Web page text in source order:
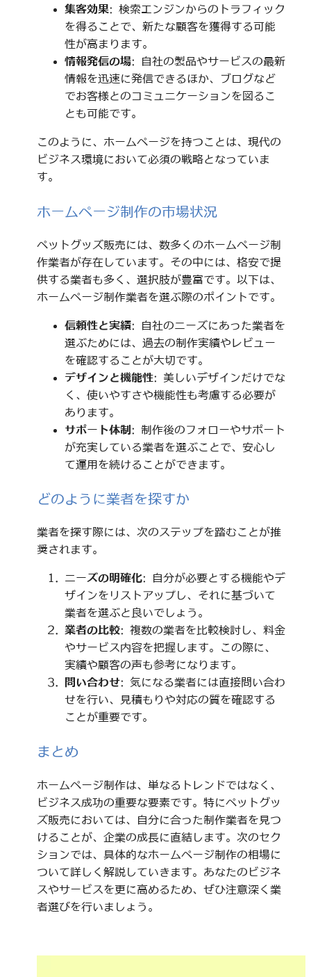
集客効果: 検索エンジンからのトラフィック
を得ることで、新たな顧客を獲得する可能
性が高まります。
情報発信の場: 自社の製品やサービスの最新
情報を迅速に発信できるほか、ブログなど
でお客様とのコミュニケーションを図るこ
とも可能です。
このように、ホームページを持つことは、現代の
ビジネス環境において必須の戦略となっていま
す。
ホームページ制作の市場状況
ペットグッズ販売には、数多くのホームページ制
作業者が存在しています。その中には、格安で提
供する業者も多く、選択肢が豊富です。以下は、
ホームページ制作業者を選ぶ際のポイントです。
信頼性と実績: 自社のニーズにあった業者を
選ぶためには、過去の制作実績やレビュー
を確認することが大切です。
デザインと機能性: 美しいデザインだけでな
く、使いやすさや機能性も考慮する必要が
あります。
サポート体制 : 制作後のフォローやサポート
が充実している業者を選ぶことで、安心し
て運用を続けることができます。
どのように業者を探すか
業者を探す際には、次のステップを踏むことが推
奨されます。
ニーズの明確化: 自分が必要とする機能やデ
ザインをリストアップし、それに基づいて
業者を選ぶと良いでしょう。
業者の比較: 複数の業者を比較検討し、料金
やサービス内容を把握します。この際に、
実績や顧客の声も参考になります。
問い合わせ: 気になる業者には直接問い合わ
せを行い、見積もりや対応の質を確認する
ことが重要です。
まとめ
ホームページ制作は、単なるトレンドではなく、
ビジネス成功の重要な要素です。特にペットグッ
ズ販売においては、自分に合った制作業者を見つ
けることが、企業の成長に直結します。次のセク
ションでは、具体的なホームページ制作の相場に
ついて詳しく解説していきます。あなたのビジネ
スやサービスを更に高めるため、ぜひ注意深く業
者選びを行いましょう。